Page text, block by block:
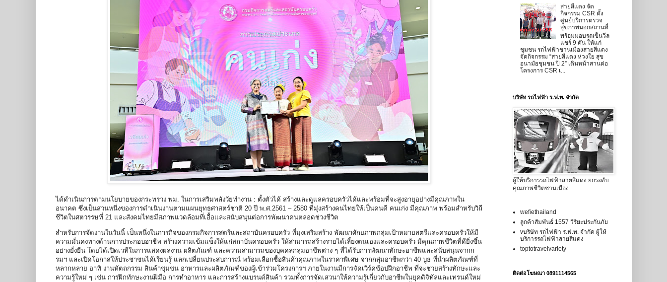
ได้ดำเนินการตามนโยบายของกระทรวง พม. ในการเสริมพลังวัยทำงาน : ตั้งตัวได้ สร้างและดูแลครอบครัวได้และพร้อมที่จะสูงอายุอย่างมีคุณภาพใน
อนาคต ซึ่งเป็นส่วนหนึ่งของการดำเนินงานตามแผนยุทธศาสตร์ชาติ 20 ปี พ.ศ.2561 – 2580 ที่มุ่งสร้างคนไทยให้เป็นคนดี คนเก่ง มีคุณภาพ พร้อมสำหรับวิถี
ชีวิตในศตวรรษที่ 21 และสังคมไทยมีสภาพแวดล้อมที่เอื้อและสนับสนุนต่อการพัฒนาคนตลอดช่วงชีวิต
สำหรับการจัดงานในวันนี้ เป็นหนึ่งในภารกิจของกรมกิจการสตรีและสถาบันครอบครัว ที่มุ่งเสริมสร้าง พัฒนาศักยภาพกลุ่มเป้าหมายสตรีและครอบครัวให้มี
ความมั่นคงทางด้านการประกอบอาชีพ สร้างความเข้มแข็งให้แก่สถาบันครอบครัว ให้สามารถสร้างรายได้เลี้ยงตนเองและครอบครัว มีคุณภาพชีวิตที่ดียิ่งขึ้น
อย่างยั่งยืน โดยได้เปิดเวทีในการแสดงผลงาน ผลิตภัณฑ์ และความสามารถของบุคคลกลุ่มอาชีพต่าง ๆ ที่ได้รับการพัฒนาทักษะอาชีพและสนับสนุนจากก
รมฯ และเปิดโอกาสให้ประชาชนได้เรียนรู้ แลกเปลี่ยนประสบการณ์ พร้อมเลือกซื้อสินค้าคุณภาพในราคาพิเศษ จากกลุ่มอาชีพกว่า 40 บูธ ที่นำผลิตภัณฑ์ที่
หลากหลาย อาทิ งานหัตถกรรม สินค้าชุมชน อาหารและผลิตภัณฑ์ของผู้เข้าร่วมโครงการฯ ภายในงานมีการจัดเวิร์คช้อปฝึกอาชีพ ที่จะช่วยสร้างทักษะและ
ความรู้ใหม่ ๆ เช่น การฝึกทักษะงานฝีมือ การทำอาหาร และการสร้างแบรนด์สินค้า รวมทั้งการจัดเสวนาให้ความรู้เกี่ยวกับอาชีพในยุคดิจิทัลและเทรนด์ใหม่
สายสีแดง จัด
กิจกรรม CSR ตั้ง
ศูนย์บริการตรวจ
สุขภาพนอกสถานที่
พร้อมมอบรถเข็นวีล
แชร์ 9 คัน ให้แก่
ชุมชน รถไฟฟ้าชานเมืองสายสีแดง
จัดกิจกรรม “สายสีแดง ห่วงใย สุข
อนามัยชุมชน ปี 2” เดินหน้าสานต่อ
โครงการ CSR เ...
บริษัท รถไฟฟ้า ร.ฟ.ท. จำกัด
ผู้ให้บริการรถไฟฟ้าสายสีแดง ยกระดับ
คุณภาพชีวิตชานเมือง
wefiethailand
ลูกค้าสัมพันธ์ 1557 วิริยะประกันภัย
vบริษัท รถไฟฟ้า ร.ฟ.ท. จำกัด ผู้ให้
บริการรถไฟฟ้าสายสีแดง
toptotravelvariety
ติดต่อโฆษณา 0891114565